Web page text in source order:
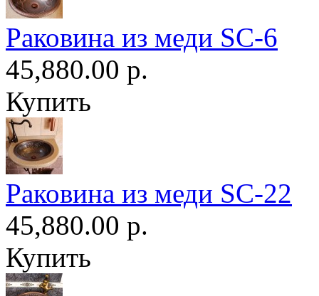
Раковина из меди SC-6
45,880.00 р.
Купить
Раковина из меди SC-22
45,880.00 р.
Купить